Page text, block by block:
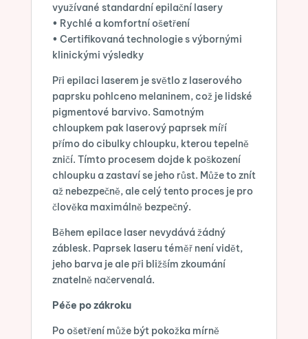
využívané standardní epilační lasery
• Rychlé a komfortní ošetření
• Certifikovaná technologie s výbornými
klinickými výsledky
Při epilaci laserem je světlo z laserového
paprsku pohlceno melaninem, což je lidské
pigmentové barvivo. Samotným
chloupkem pak laserový paprsek míří
přímo do cibulky chloupku, kterou tepelně
zničí. Tímto procesem dojde k poškození
chloupku a zastaví se jeho růst. Může to znít
až nebezpečně, ale celý tento proces je pro
člověka maximálně bezpečný.
Během epilace laser nevydává žádný
záblesk. Paprsek laseru téměř není vidět,
jeho barva je ale při bližším zkoumání
znatelně načervenalá.
Péče po zákroku
Po ošetření může být pokožka mírně